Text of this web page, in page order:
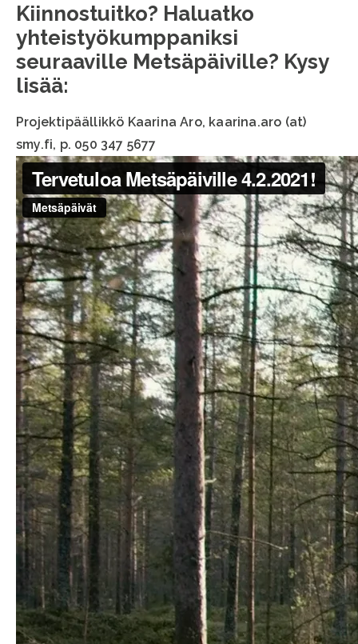
Kiinnostuitko? Haluatko
yhteistyökumppaniksi
seuraaville Metsäpäiville? Kysy
lisää:
Projektipäällikkö Kaarina Aro, kaarina.aro (at)
smy.fi, p. 050 347 5677